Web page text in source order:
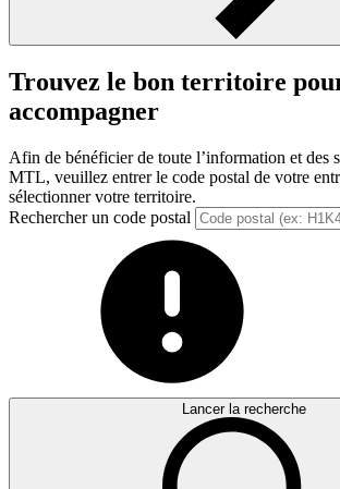
Trouvez le bon territoire
accompagner
Afin de bénéficier de toute l’information et des
MTL, veuillez entrer le code postal de votre
sélectionner votre territoire.
Rechercher un code postal
Lancer la recherche